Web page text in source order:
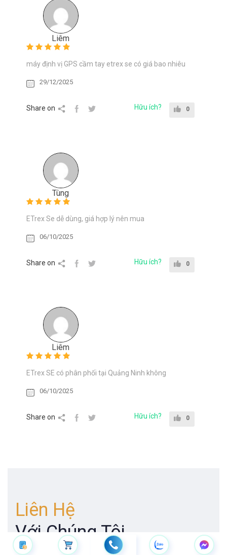
Liêm
máy định vị GPS cầm tay etrex se có giá bao nhiêu
29/12/2025
Share on Hữu ích? 0
Tùng
ETrex Se dễ dùng, giá hợp lý nên mua
06/10/2025
Share on Hữu ích? 0
Liêm
ETrex SE có phân phối tại Quảng Ninh không
06/10/2025
Share on Hữu ích? 0
Liên Hệ
Với Chúng Tôi